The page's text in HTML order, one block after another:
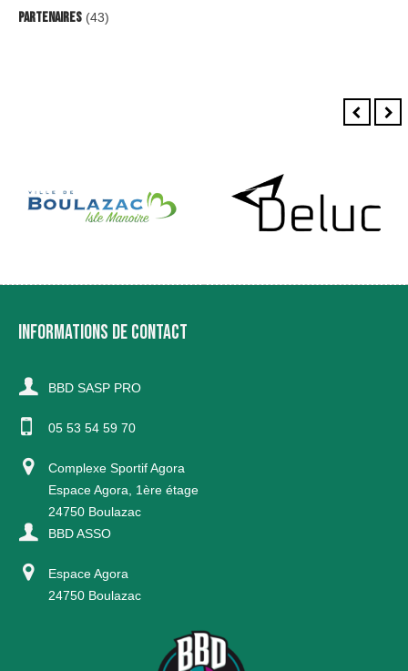
Partenaires (43)
INFORMATIONS DE CONTACT
BBD SASP PRO
05 53 54 59 70
Complexe Sportif Agora
Espace Agora, 1ère étage
24750 Boulazac
BBD ASSO
Espace Agora
24750 Boulazac